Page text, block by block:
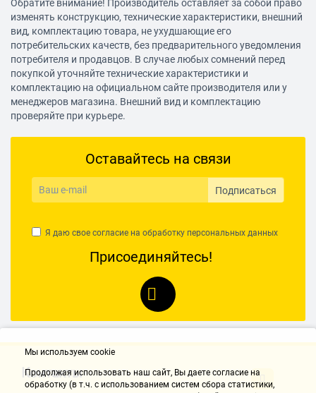
Обратите внимание! Производитель оставляет за собой право
изменять конструкцию, технические характеристики, внешний
вид, комплектацию товара, не ухудшающие его
потребительских качеств, без предварительного уведомления
потребителя и продавцов. В случае любых сомнений перед
покупкой уточняйте технические характеристики и
комплектацию на официальном сайте производителя или у
менеджеров магазина. Внешний вид и комплектацию
проверяйте при курьере.
Оставайтесь на связи
Подписаться
Я даю свое согласие на обработку персональных данных
Присоединяйтесь!
Контакты
Мы используем cookie
Продолжая использовать наш cайт, Вы даете согласие на
обработку (в т.ч. с использованием систем сбора статистики,